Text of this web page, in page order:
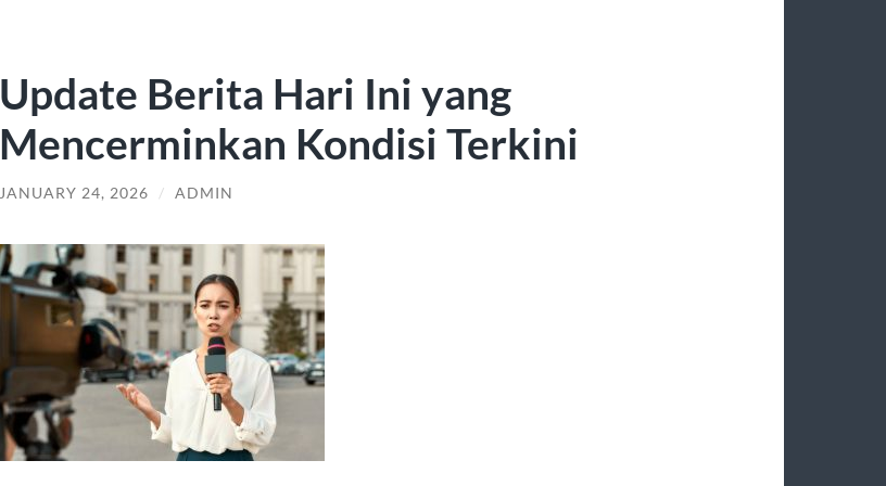
Update Berita Hari Ini yang
Mencerminkan Kondisi Terkini
JANUARY 24, 2026 / ADMIN